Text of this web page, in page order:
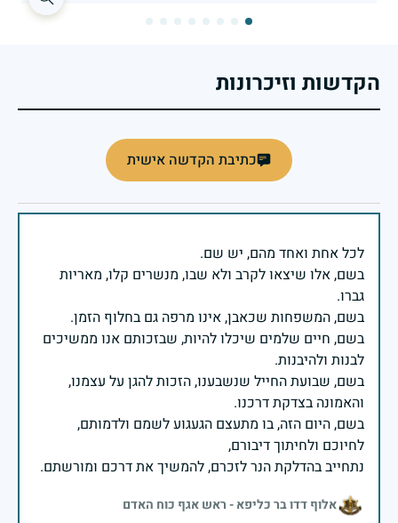
הקדשות וזיכרונות
כתיבת הקדשה אישית
בשם, אלו שיצאו לקרב ולא שבו, מנשרים קלו, מאריות
בשם, חיים שלמים שיכלו להיות, שבזכותם אנו ממשיכים
בשם, שבועת החייל שנשבענו, הזכות להגן על עצמנו,
בשם, היום הזה, בו מתעצם הגעגוע לשמם ולדמותם,
נתחייב בהדלקת הנר לזכרם, להמשיך את דרכם ומורשתם.
אלוף דדו בר כליפא - ראש אגף כוח האדם